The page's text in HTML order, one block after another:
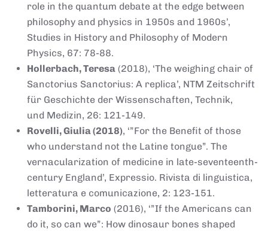
role in the quantum debate at the edge between
philosophy and physics in 1950s and 1960s’,
Studies in History and Philosophy of Modern
Physics, 67: 78-88.
Hollerbach, Teresa (2018), ‘The weighing chair of
Sanctorius Sanctorius: A replica’, NTM Zeitschrift
für Geschichte der Wissenschaften, Technik,
und Medizin, 26: 121-149.
Rovelli, Giulia (2018), ‘”For the Benefit of those
who understand not the Latine tongue”. The
vernacularization of medicine in late-seventeenth-
century England’, Expressio. Rivista di linguistica,
letteratura e comunicazione, 2: 123-151.
Tamborini, Marco (2016), ‘”If the Americans can
do it, so can we”: How dinosaur bones shaped